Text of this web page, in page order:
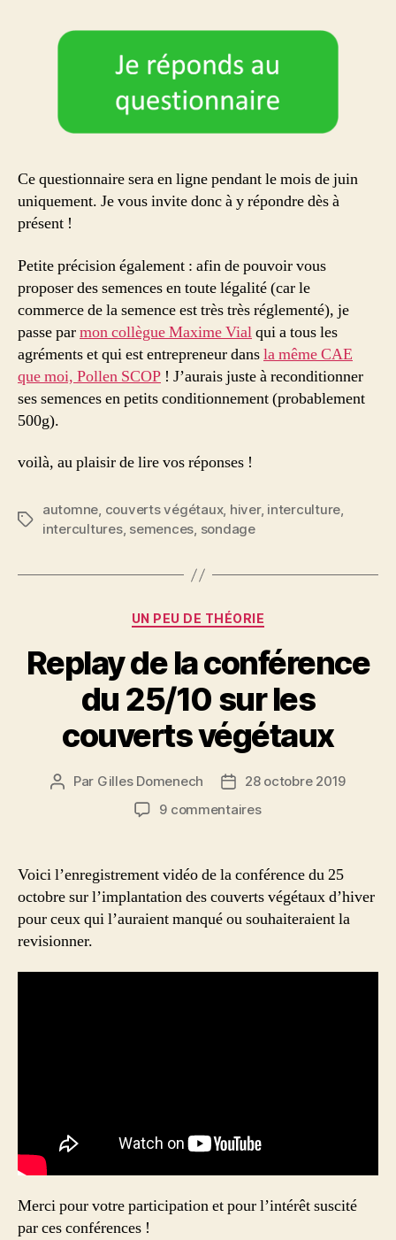
Ce questionnaire sera en ligne pendant le mois de juin
uniquement. Je vous invite donc à y répondre dès à
présent !
Petite précision également : afin de pouvoir vous
proposer des semences en toute légalité (car le
commerce de la semence est très très réglementé), je
passe parmon collègue Maxime Vialqui a tous les
agréments et qui est entrepreneur dansla même CAE
que moi, Pollen SCOP ! J’aurais juste à reconditionner
ses semences en petits conditionnement (probablement
500g).
voilà, au plaisir de lire vos réponses !
Étiquettes
automne, couverts végétaux, hiver, interculture,
intercultures, semences, sondage
Catégories
UN PEU DE THÉORIE
Replay de la conférence
du 25/10 sur les
couverts végétaux
Auteur
Par Gilles Domenech
Date
de
28 octobre 2019
9 commentairessur
la
du
25/10
Voici l’enregistrement vidéo de la conférence du 25
octobre sur l’implantation des couverts végétaux d’hiver
pour ceux qui l’auraient manqué ou souhaiteraient la
revisionner.
Merci pour votre participation et pour l’intérêt suscité
par ces conférences !